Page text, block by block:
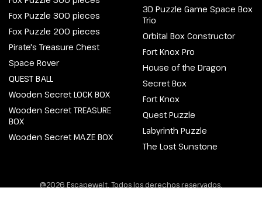
Fox Puzzle 300 pieces
Fox Puzzle 200 pieces
Pirate's Treasure Chest
Space Rover
QUEST BALL
Wooden Secret LOCK BOX
Wooden Secret TREASURE
BOX
Wooden Secret MAZE BOX
3D Puzzle Game Space Box
Trio
Orbital Box Constructor
Fort Knox Pro
House of the Dragon
Secret Box
Fort Knox
Quest Puzzle
Labyrinth Puzzle
The Lost Sunstone
@2026 Escapewelt. Todos los derechos reservados.